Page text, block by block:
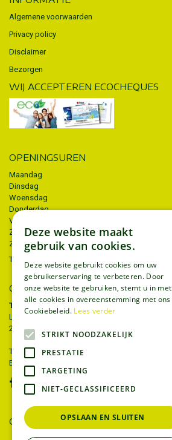
Algemene voorwaarden
Privacy policy
Disclaimer
Bezorgen
WIJ ACCEPTEREN ECOCHEQUES
OPENINGSUREN
Maandag
Dinsdag
Woensdag
Donderdag
Vrijdag
Zaterdag
Zondag
Toon alle openingstijden
CONTACT
Tuincentrum Thiels
Liersesteenweg 68
2221 Heist-op-den-berg
T.
015 22 27 52
E.
GEEF UW MENING
Deze website maakt
gebruik van cookies.
Deze website gebruikt cookies om uw
gebruikerservaring te verbeteren. Door
onze website te gebruiken, stemt u in met
alle cookies in overeenstemming met ons
Cookiebeleid. Lees verder
STRIKT NOODZAKELIJK
PRESTATIE
TARGETING
NIET-GECLASSIFICEERD
OPSLAAN EN SLUITEN